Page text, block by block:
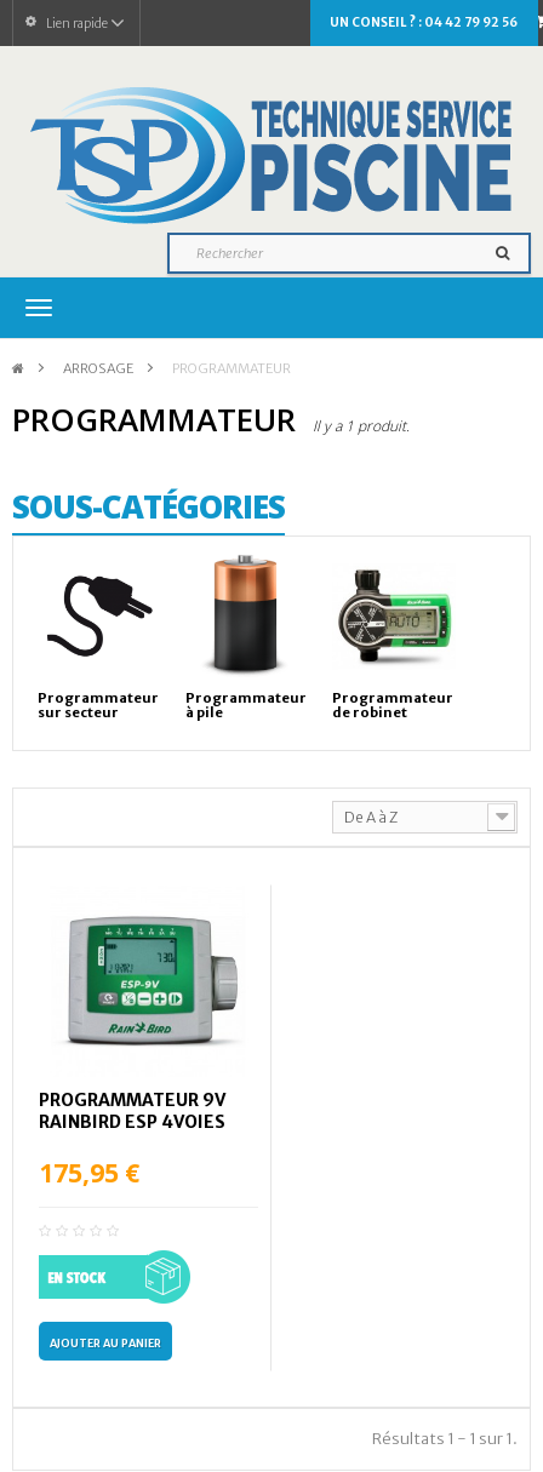
UN CONSEIL ? : 04 42 79 92 56
Lien rapide
Navigation
> ARROSAGE > PROGRAMMATEUR
PROGRAMMATEUR Il y a 1 produit.
SOUS-CATÉGORIES
Programmateur
sur secteur
Programmateur
à pile
Programmateur
de robinet
De A à Z
PROGRAMMATEUR 9V
RAINBIRD ESP 4VOIES
175,95 €
AJOUTER AU PANIER
Résultats 1 - 1 sur 1.